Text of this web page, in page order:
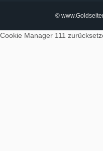
©
Cookie Manager 111